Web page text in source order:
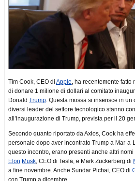
Tim Cook, CEO di Apple, ha recentemente fatto
di donare 1 milione di dollari al comitato
Donald Trump. Questa mossa si inserisce in un
diversi leader del settore tecnologico stanno
all’inaugurazione di Trump, prevista per il 20
Secondo quanto riportato da Axios, Cook ha
personale dopo aver incontrato Trump a Mar-a-
questo incontro, erano presenti anche altri
Elon Musk, CEO di Tesla, e Mark Zuckerberg di
a fine novembre. Anche Sundar Pichai, CEO di
con Trump a dicembre.